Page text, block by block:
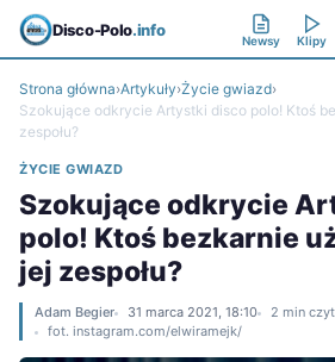
Disco-Polo.info
Newsy Klipy
Strona główna›Artykuły›Życie gwiazd›
Szokujące odkrycie Artystki disco polo! Ktoś
zespołu?
ŻYCIE GWIAZD
Szokujące odkrycie
polo! Ktoś bezkarnie
jej zespołu?
Adam Begier 31 marca 2021, 18:10
2 min
fot. instagram.com/elwiramejk/